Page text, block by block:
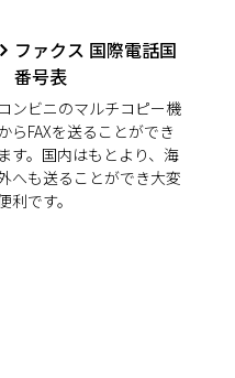
ファクス 国際電話国
番号表
コンビニのマルチコピー機
らFAXを送ることができ
ます。国内はもとより、海
へも送ることができ大変
利です。